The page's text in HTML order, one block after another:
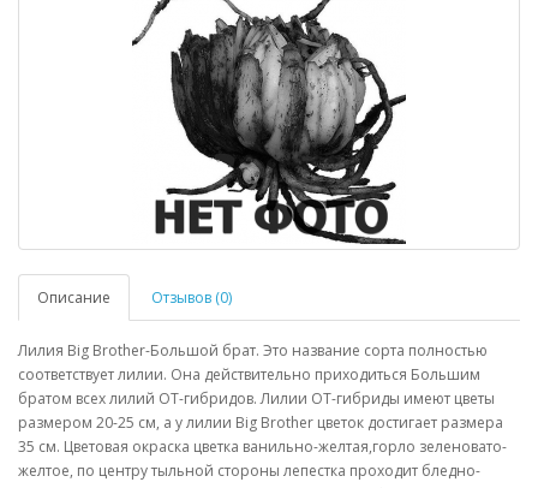
Описание Отзывов (0)
Лилия Big Brother-Большой брат. Это название сорта полностью
соответствует лилии. Она действительно приходиться Большим
братом всех лилий ОТ-гибридов. Лилии ОТ-гибриды имеют цветы
размером 20-25 см, а у лилии Big Brother цветок достигает размера
35 см. Цветовая окраска цветка ванильно-желтая,горло зеленовато-
желтое, по центру тыльной стороны лепестка проходит бледно-